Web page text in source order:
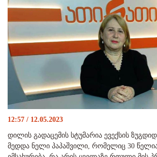
12:57 / 12.05.2023
დილის გადაცემის სტუმარია ევექსის
მედდა ნელი პაპაშვილი, რომელიც 30 წელია